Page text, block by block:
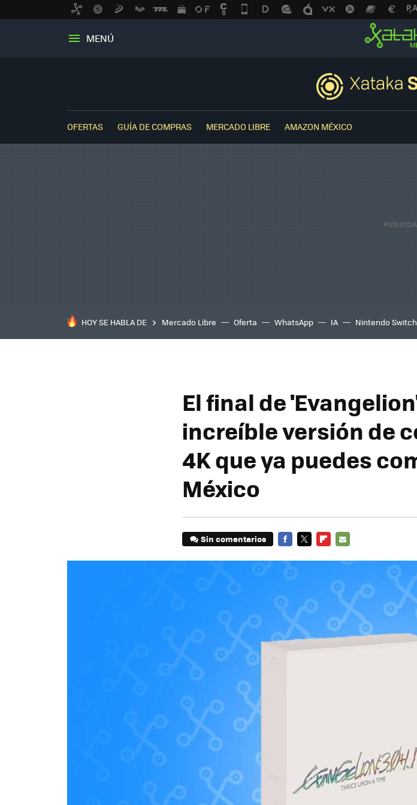
MENÚ
OFERTAS GUÍA DE COMPRAS MERCADO LIBRE AMAZON MÉXICO
HOY SE HABLA DE Mercado Libre Oferta WhatsApp IA Nintendo Switch
El final de
increíble versión de
4K que ya puedes
México
Sin comentarios
MAIL